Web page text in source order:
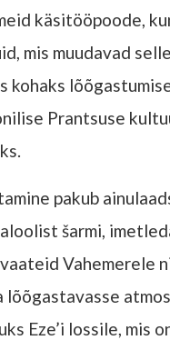
käsitööpoode,
mis muudavad
kohaks
Prantsuse
pakub
šarmi,
Vahemerele
lõõgastavasse
Eze’i lossile, mis